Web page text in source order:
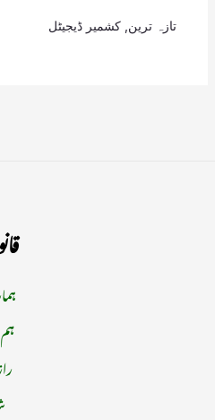
تازہ ترین کشمیر ڈیجیٹل